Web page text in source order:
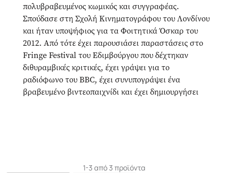
πολυβραβευμένος κωμικός και συγγραφέας.
Σπούδασε στη Σχολή Κινηματογράφου του Λονδίνου
και ήταν υποψήφιος για τα Φοιτητικά Όσκαρ του
2012. Από τότε έχει παρουσιάσει παραστάσεις στο
Fringe Festival του Εδιμβούργου που δέχτηκαν
διθυραμβικές κριτικές, έχει γράψει για το
ραδιόφωνο του BBC, έχει συνυπογράψει ένα
βραβευμένο βιντεοπαιχνίδι και έχει δημιουργήσει
1-3 από 3 προϊόντα